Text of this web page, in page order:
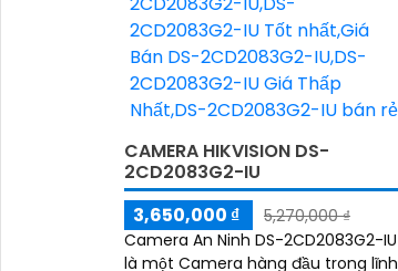
CAMERA HIKVISION DS-
2CD2083G2-IU
3,650,000 ₫
5,270,000 ₫
Camera An Ninh DS-2CD2083G2-IU
là một Camera hàng đầu trong lĩnh